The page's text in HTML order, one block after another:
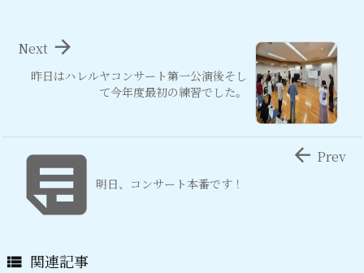
昨日はハレルヤコンサート第一公演後そし
て今年度最初の練習でした。

Next
明日、コンサート本番です！
 Prev
 関連記事